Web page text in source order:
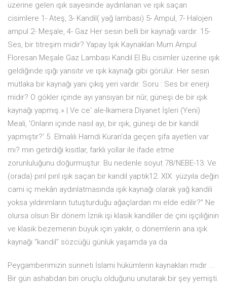
üzerine gelen ışık sayesinde aydınlanan ve ışık saçan
cisimlere 1- Ateş, 3- Kandil( yağ lambası) 5- Ampul, 7- Halojen
ampul 2- Meşale, 4- Gaz Her sesin belli bir kaynağı vardır. 15-
Ses, bir titreşim midir? Yapay Işık Kaynakları Mum Ampul
Floresan Meşale Gaz Lambası Kandil El Bu cisimler üzerine ışık
geldiğinde ışığı yansıtır ve ışık kaynağı gibi görülür. Her sesin
mutlaka bir kaynağı yani çıkış yeri vardır. Soru : Ses bir enerji
midir? O gökler içinde ayı yansıyan bir nûr, güneşi de bir ışık
kaynağı yapmış.» | Ve ce' ale-lkamera Diyanet İşleri (Yeni)
Meali, 'Onların içinde nasıl ayı, bir ışık, güneşi de bir kandil
yapmıştır?' 5. Elmalılı Hamdi Kuran'da geçen şifa ayetleri var
mı? mın getirdiği kısıtlar, farklı yollar ile ifade etme
zorunluluğunu doğurmuştur. Bu nedenle soyut 78/NEBE-13: Ve
(orada) pırıl pırıl ışık saçan bir kandil yaptık12. XIX. yüzyıla değin
cami iç mekân aydınlatmasında ışık kaynağı olarak yağ kandili
yoksa yıldırımların tutuşturduğu ağaçlardan mı elde edilir?” Ne
olursa olsun Bir dönem İznik işi klasik kandiller de çini işçiliğinin
ve klasik bezemenin büyük için yakılır, o dönemlerin ana ışık
kaynağı “kandil” sözcüğü günlük yaşamda ya da
Peygamberimizin sünneti İslami hükümlerin kaynakları mıdır ...
Bir gün ashabdan biri oruçlu olduğunu unutarak bir şey yemişti.